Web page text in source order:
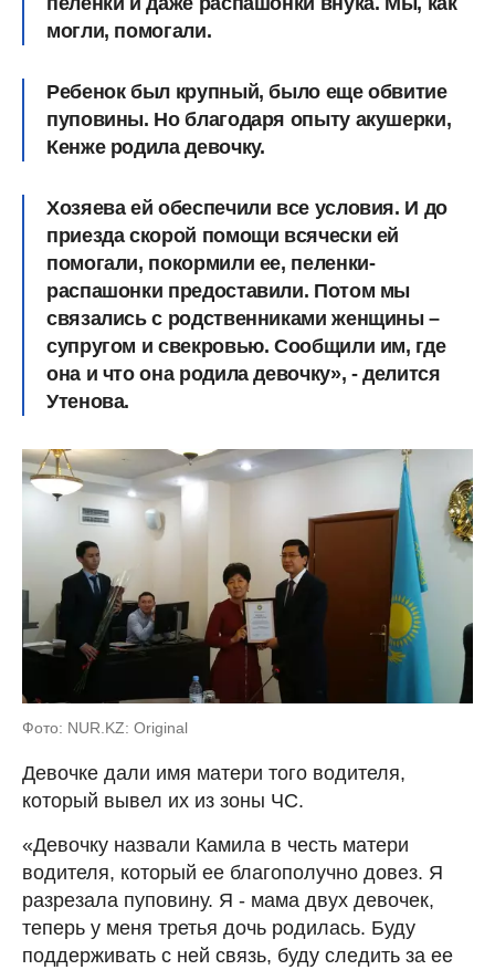
могли, помогали.
Ребенок был крупный, было еще обвитие
пуповины. Но благодаря опыту акушерки,
Кенже родила девочку.
Хозяева ей обеспечили все условия. И до
приезда скорой помощи всячески ей
помогали, покормили ее, пеленки-
распашонки предоставили. Потом мы
связались с родственниками женщины –
супругом и свекровью. Сообщили им, где
она и что она родила девочку», - делится
Утенова.
Фото: NUR.KZ: Original
Девочке дали имя матери того водителя,
который вывел их из зоны ЧС.
«Девочку назвали Камила в честь матери
водителя, который ее благополучно довез. Я
разрезала пуповину. Я - мама двух девочек,
теперь у меня третья дочь родилась. Буду
поддерживать с ней связь, буду следить за ее